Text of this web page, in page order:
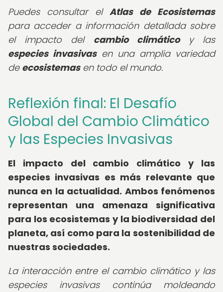
Puedes consultar el Atlas de Ecosistemas
para acceder a información detallada sobre
el impacto del cambio climáticoy las
especies invasivasen una amplia variedad
de ecosistemasen todo el mundo.
Reflexión final: El Desafío
Global del Cambio Climático
y las Especies Invasivas
El impacto del cambio climático y las
especies invasivas es más relevante que
nunca en la actualidad. Ambos fenómenos
representan una amenaza significativa
para los ecosistemas y la biodiversidad del
planeta, así como para la sostenibilidad de
nuestras sociedades.
La interacción entre el cambio climático y las
especies invasivas continúa moldeando